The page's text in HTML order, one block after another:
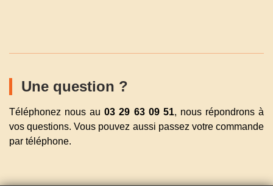
Une question ?
Téléphonez nous au03 29 63 09 51, nous répondrons à
vos questions. Vous pouvez aussi passez votre commande
par téléphone.